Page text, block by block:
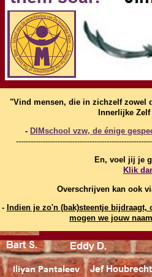
"Vind mensen, die in zichzelf zowel
Innerlijke Zelf
- DIMschool vzw, de énige
En, voel jij je
Klik
Overschrijven kan ook
- Indien je zo'n (bak)steentje bijdraagt,
mogen we jouw